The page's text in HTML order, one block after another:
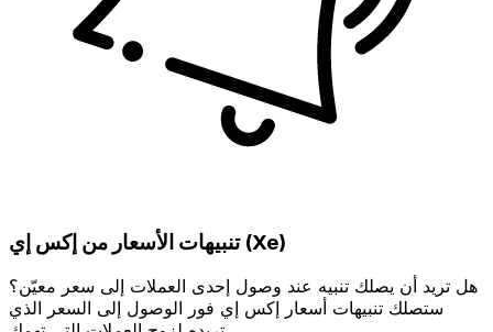
تنبيهات الأسعار من إكس إي (Xe)
هل تريد أن يصلك تنبيه عند وصول إحدى العملات إلى سعر معيّن؟
ستصلك تنبيهات أسعار إكس إي فور الوصول إلى السعر الذي